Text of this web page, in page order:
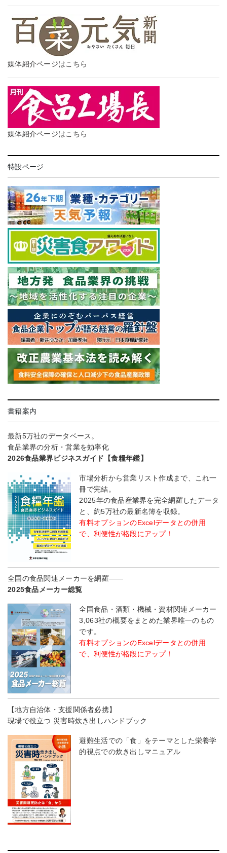
媒体紹介ページはこちら
媒体紹介ページはこちら
特設ページ
書籍案内
最新5万社のデータベース。
食品業界の分析・営業を効率化
2026食品業界ビジネスガイド【食糧年鑑】
市場分析から営業リスト作成まで、これ一
冊で完結。
2025年の食品産業界を完全網羅したデータ
と、約5万社の最新名簿を収録。
有料オプションのExcelデータとの併用
で、利便性が格段にアップ！
全国の食品関連メーカーを網羅――
2025食品メーカー総覧
全国食品・酒類・機械・資材関連メーカー
3,063社の概要をまとめた業界唯一のもの
です。
有料オプションのExcelデータとの併用
で、利便性が格段にアップ！
【地方自治体・支援関係者必携】
現場で役立つ 災害時炊き出しハンドブック
避難生活での「食」をテーマとした栄養学
的視点での炊き出しマニュアル